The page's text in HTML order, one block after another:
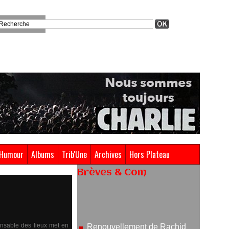
Humour Albums Trib'Une Archives Hors Plateau
des lieux met en
Brèves & Com